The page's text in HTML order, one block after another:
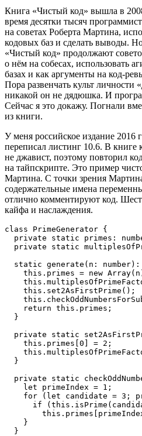
Книга «Чистый код» вышла в
время десятки тысяч
на советах Роберта Мартина,
кодовых баз и сделать выводы.
«Чистый код» продолжают
о нём на собесах, использовать
базах и как аргументы на
Пора развенчать культ
никакой он не дядюшка. И
Сейчас я это докажу. Погнали
из книги.
У меня российское издание 2016
переписал листинг 10.6. В книге
не джавист, поэтому повторил
на тайпскрипте. Это пример
Мартина. С точки зрения
содержательные имена
отлично комментируют код.
кайфа и наслаждения.
class PrimeGenerator {
private static primes:
private static
static generate(n: number):
this.primes = new
    this.set2AsFirstPrime();
    return this.primes;
  }
private static
    this.primes[0] = 2;
  }
private static
    let primeIndex = 1;
for (let candidate = 3;
if
    }
  }